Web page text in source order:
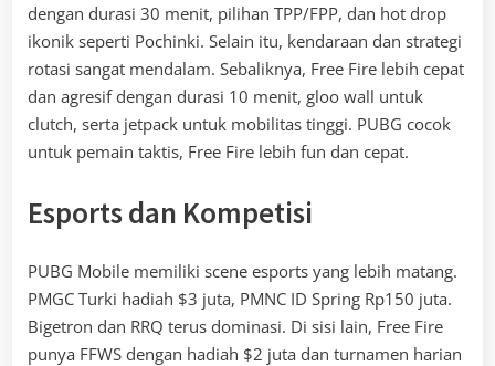
dengan durasi 30 menit, pilihan TPP/FPP, dan hot drop
ikonik seperti Pochinki. Selain itu, kendaraan dan strategi
rotasi sangat mendalam. Sebaliknya, Free Fire lebih cepat
dan agresif dengan durasi 10 menit, gloo wall untuk
clutch, serta jetpack untuk mobilitas tinggi. PUBG cocok
untuk pemain taktis, Free Fire lebih fun dan cepat.
Esports dan Kompetisi
PUBG Mobile memiliki scene esports yang lebih matang.
PMGC Turki hadiah $3 juta, PMNC ID Spring Rp150 juta.
Bigetron dan RRQ terus dominasi. Di sisi lain, Free Fire
punya FFWS dengan hadiah $2 juta dan turnamen harian